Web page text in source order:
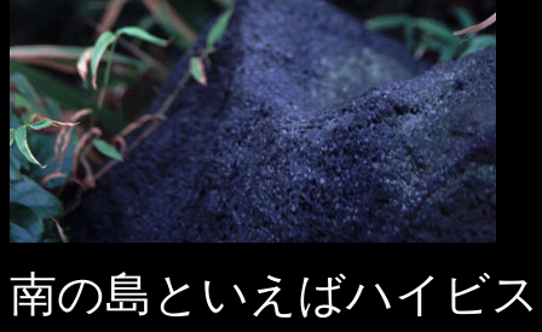
南の島といえばハイビ